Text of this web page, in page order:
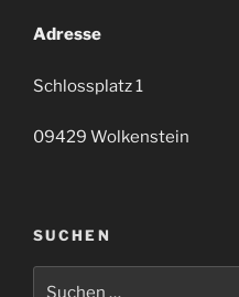
Adresse
Schlossplatz 1
09429 Wolkenstein
SUCHEN